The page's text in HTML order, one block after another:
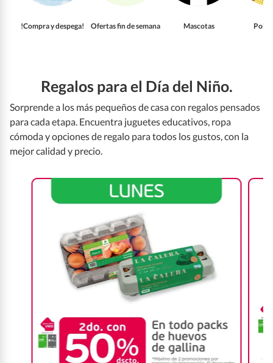
!Compra y despega! Ofertas fin de semana Mascotas
Regalos para el Día del Niño.
Sorprende a los más pequeños de casa con regalos pensados
para cada etapa. Encuentra juguetes educativos, ropa
cómoda y opciones de regalo para todos los gustos, con la
mejor calidad y precio.